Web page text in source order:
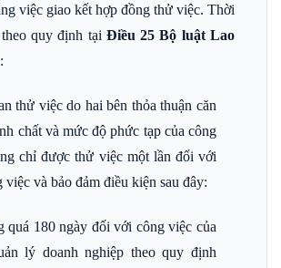
việc giao kết hợp đồng thử việc. Thời
quy định tại Điều 25 Bộ luật Lao
thử việc do hai bên thỏa thuận căn
chất và mức độ phức tạp của công
chỉ được thử việc một lần đối với
việc và bảo đảm điều kiện sau đây:
quá 180 ngày đối với công việc của
lý doanh nghiệp theo quy định